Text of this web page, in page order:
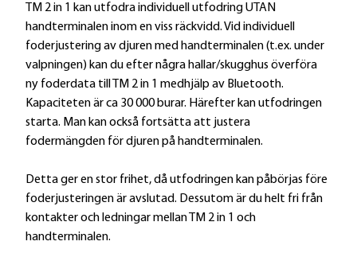
TM 2 in 1 kan utfodra individuell utfodring UTAN
handterminalen inom en viss räckvidd. Vid individuell
foderjustering av djuren med handterminalen (t.ex. under
valpningen) kan du efter några hallar/skugghus överföra
ny foderdata till TM 2 in 1 medhjälp av Bluetooth.
Kapaciteten är ca 30 000 burar. Härefter kan utfodringen
starta. Man kan också fortsätta att justera
fodermängden för djuren på handterminalen.
Detta ger en stor frihet, då utfodringen kan påbörjas före
foderjusteringen är avslutad. Dessutom är du helt fri från
kontakter och ledningar mellan TM 2 in 1 och
handterminalen.